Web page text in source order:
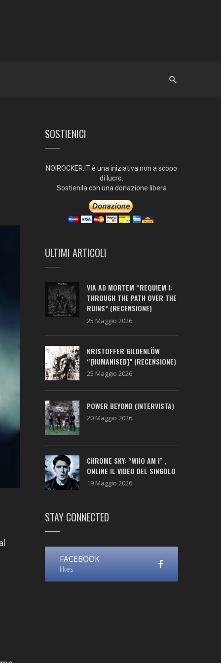
SOSTIENICI
NOIROCKER.IT è una iniziativa non a scopo
di lucro.
Sostienila con una donazione libera
ULTIMI ARTICOLI
VIA AD MORTEM “REQUIEM I:
THROUGH THE PATH OVER THE
RUINS” (RECENSIONE)
25 Maggio 2026
KRISTOFFER GILDENLÖW
“[HUMANISED]” (RECENSIONE)
25 Maggio 2026
POWER BEYOND (INTERVISTA)
20 Maggio 2026
CHROME SKY: “WHO AM I” ,
ONLINE IL VIDEO DEL SINGOLO
19 Maggio 2026
STAY CONNECTED
FACEBOOK
likes